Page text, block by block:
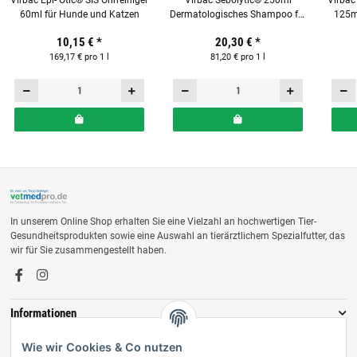
60ml für Hunde und Katzen
10,15 € *
169,17 € pro 1 l
Dermatologisches Shampoo für
20,30 € *
81,20 € pro 1 l
In unserem Online Shop erhalten Sie eine Vielzahl an hochwertigen Tier-
Gesundheitsprodukten sowie eine Auswahl an tierärztlichem Spezialfutter, das
wir für Sie zusammengestellt haben.
Informationen
Zahlungsmöglichkeiten
Wie wir Cookies & Co nutzen